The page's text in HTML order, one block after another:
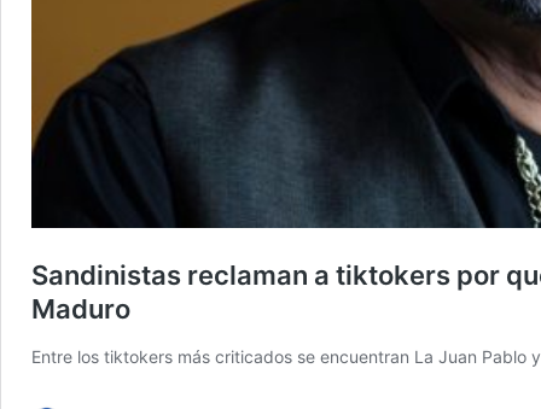
Sandinistas reclaman a tiktokers por
Maduro
Entre los tiktokers más criticados se encuentran La Juan Pablo